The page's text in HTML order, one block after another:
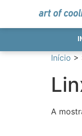
art of
Início >
A